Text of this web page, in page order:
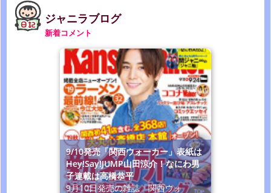
ジャニラブログ
新着コメント
9/10発売「関西ウォーカー」表紙は
Hey!Say!JUMP山田涼介！なにわ男
子連載は高橋恭平
9月10日発売の雑誌「関西ウォ